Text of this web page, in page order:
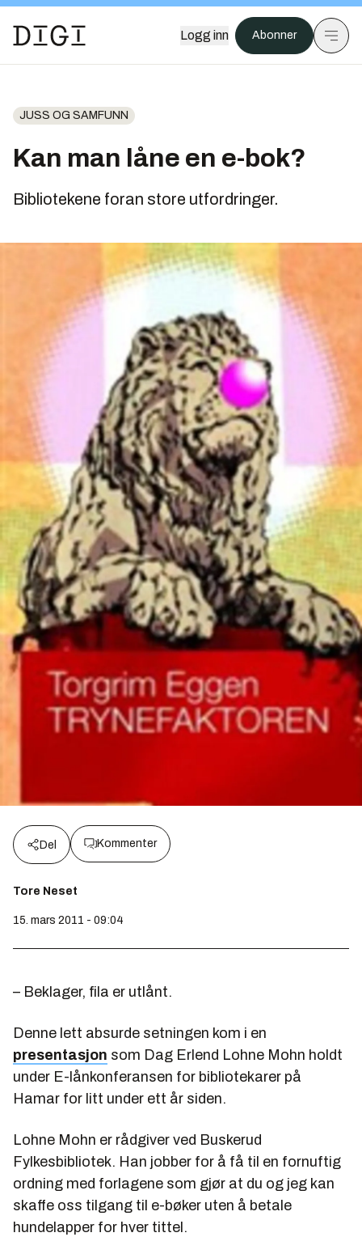
Logg inn Abonner
JUSS OG SAMFUNN
Kan man låne en e-bok?
Bibliotekene foran store utfordringer.
Del Kommenter
Tore Neset
15. mars 2011 - 09:04
– Beklager, fila er utlånt.
Denne lett absurde setningen kom i en
presentasjon som Dag Erlend Lohne Mohn holdt
under E-lånkonferansen for bibliotekarer på
Hamar for litt under ett år siden.
Lohne Mohn er rådgiver ved Buskerud
Fylkesbibliotek. Han jobber for å få til en fornuftig
ordning med forlagene som gjør at du og jeg kan
skaffe oss tilgang til e-bøker uten å betale
hundelapper for hver tittel.